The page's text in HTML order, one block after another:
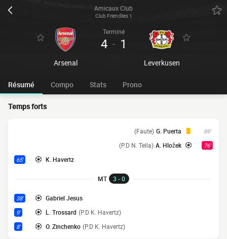
Amicaux Club
Club Friendlies 1
Arsenal
Terminé
4 - 1
Leverkusen
Résumé Compo Stats Prono
Temps forts
89'
G. Puerta
(Faute)
76'
A. Hložek
(P.D N. Tella)
65' K. Havertz
MT 3 - 0
38' Gabriel Jesus
9' L. Trossard (P.D K. Havertz)
8' O. Zinchenko (P.D K. Havertz)